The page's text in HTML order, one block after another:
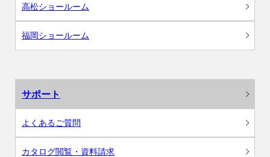
高松ショールーム
福岡ショールーム
サポート
よくあるご質問
カタログ閲覧・資料請求